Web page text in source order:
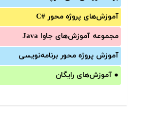
آموزش‌های پروژه محور #C
مجموعه آموزش‌های جاوا Java
آموزش‌ پروژه محور برنامه‌نویسی
● آموزش‌های رایگان